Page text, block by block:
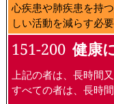
心疾患や肺疾患を持
しい活動を減らす必要
151-200 健康
上記の者は、長時間
すべての者は、長時